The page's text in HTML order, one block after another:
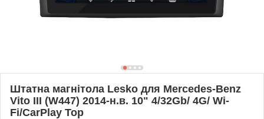
Штатна магнітола Lesko для Mercedes-Benz
Vito III (W447) 2014-н.в. 10" 4/32Gb/ 4G/ Wi-
Fi/CarPlay Top